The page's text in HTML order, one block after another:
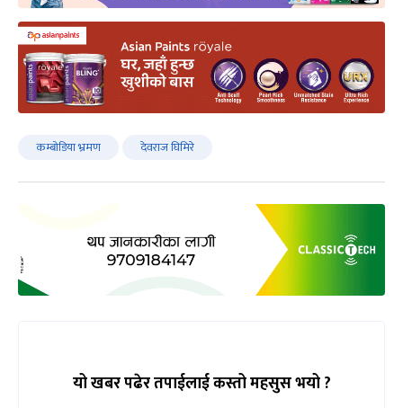
कम्बोडिया भ्रमण देवराज घिमिरे
यो खबर पढेर तपाईलाई कस्तो महसुस भयो ?